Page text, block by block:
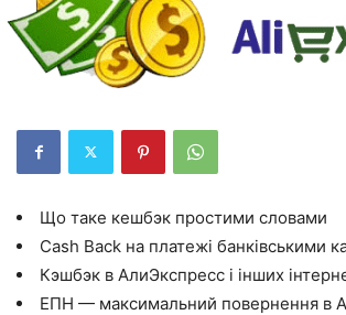
Що таке кешбэк простими словами
Cash Back на платежі банківськими
Кэшбэк в АлиЭкспресс і інших
ЕПН — максимальний повернення в